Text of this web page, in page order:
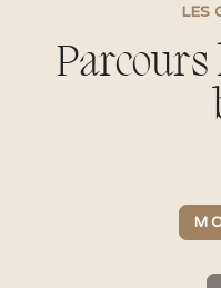
LES
Parcours